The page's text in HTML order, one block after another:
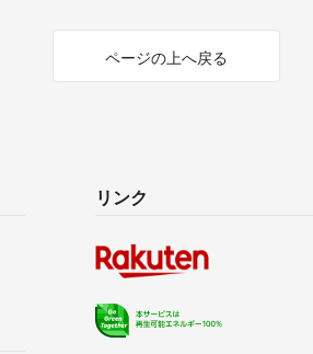
ページの上へ戻る
リンク